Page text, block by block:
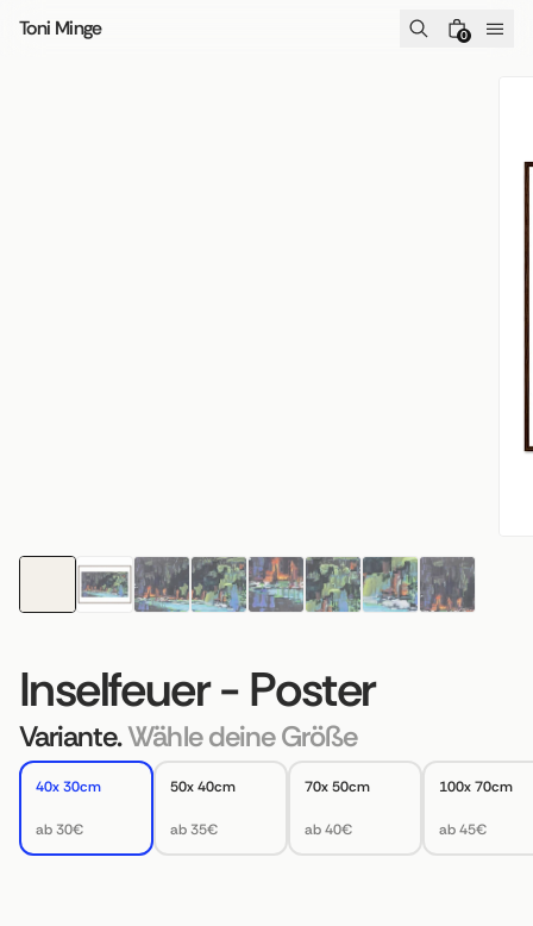
Toni Minge 0
Inselfeuer - Poster
Variante.Wähle deine Größe
40x 30cm
ab 30€
50x 40cm
ab 35€
70x 50cm
ab 40€
100x 70cm
ab 45€